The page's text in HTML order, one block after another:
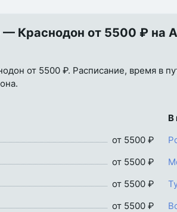
Краснодон от 5500 ₽ на
от 5500 ₽. Расписание, время в
от 5500 ₽
от 5500 ₽
от 5500 ₽
от 5500 ₽
В